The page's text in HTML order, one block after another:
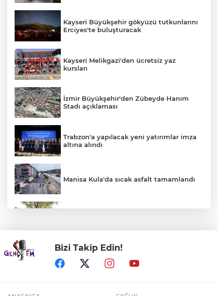
Kayseri Büyükşehir gökyüzü tutkunlarını
Erciyes'te buluşturacak
Kayseri Melikgazi'den ücretsiz yaz
kursları
İzmir Büyükşehir'den Zübeyde Hanım
Stadı açıklaması
Trabzon'a yapılacak yeni yatırımlar imza
altına alındı
Manisa Kula'da sıcak asfalt tamamlandı
Bozcaada mercan resifleri için koruma
seferberliği... 180 deniz canlısı türü kayıt
altına alındı
Bizi Takip Edin!